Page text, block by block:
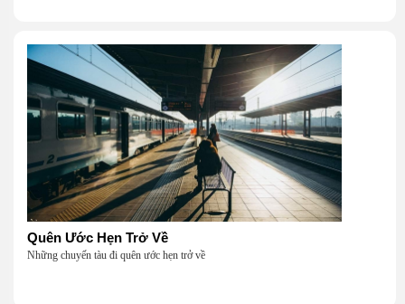
Quên Ước Hẹn Trở Về
Những chuyến tàu đi quên ước hẹn trở về